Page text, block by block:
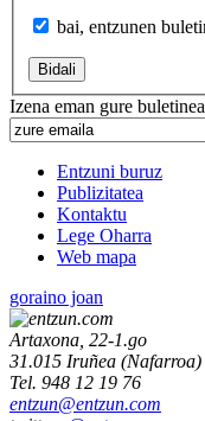
bai, entzunen
Izena eman gure
Entzuni buruz
Publizitatea
Kontaktu
Lege Oharra
Web mapa
goraino joan
Artaxona, 22-1.go
31.015 Iruñea (Nafarroa)
Tel. 948 12 19 76
entzun@entzun.com